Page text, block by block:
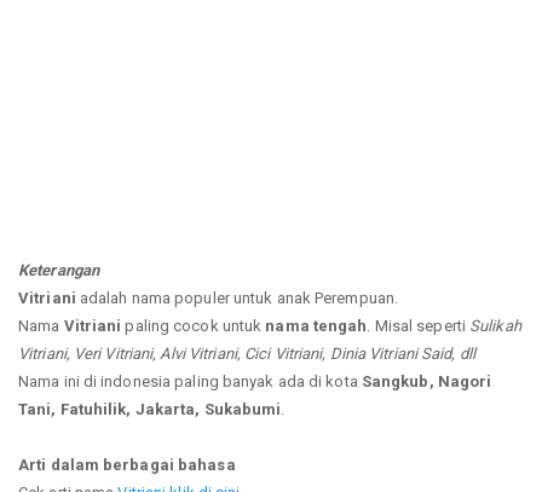
Keterangan
Vitriani adalah nama populer untuk anak Perempuan.
Nama Vitriani paling cocok untuk nama tengah . Misal seperti Sulikah
Vitriani, Veri Vitriani, Alvi Vitriani, Cici Vitriani, Dinia Vitriani Said, dll
Nama ini di indonesia paling banyak ada di kota Sangkub, Nagori
Tani, Fatuhilik, Jakarta, Sukabumi
Arti dalam berbagai bahasa